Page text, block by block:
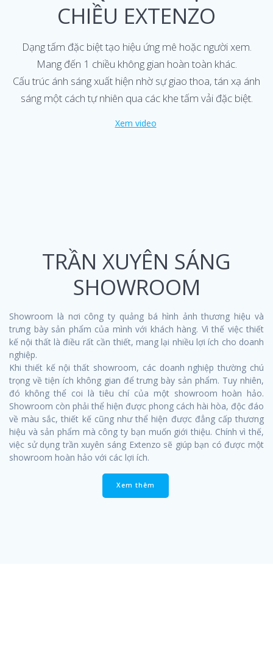
CHIỀU EXTENZO
Dạng tấm đặc biệt tạo hiệu ứng mê hoặc người xem.
Mang đến 1 chiều không gian hoàn toàn khác.
Cấu trúc ánh sáng xuất hiện nhờ sự giao thoa, tán xạ ánh
sáng một cách tự nhiên qua các khe tấm vải đặc biệt.
Xem video
TRẦN XUYÊN SÁNG
SHOWROOM
Showroom là nơi công ty quảng bá hình ảnh thương hiệu và
trưng bày sản phẩm của mình với khách hàng. Vì thế việc thiết
kế nội thất là điều rất cần thiết, mang lại nhiều lợi ích cho doanh
nghiệp.
Khi thiết kế nội thất showroom, các doanh nghiệp thường chú
trọng về tiện ích không gian để trưng bày sản phẩm. Tuy nhiên,
đó không thể coi là tiêu chí của một showroom hoàn hảo.
Showroom còn phải thể hiện được phong cách hài hòa, độc đáo
về màu sắc, thiết kế cũng như thể hiện được đẳng cấp thương
hiệu và sản phẩm mà công ty bạn muốn giới thiệu. Chính vì thế,
việc sử dụng trần xuyên sáng Extenzo sẽ giúp bạn có được một
showroom hoàn hảo với các lợi ích.
Xem thêm